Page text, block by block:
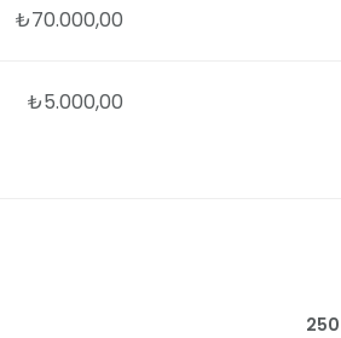
₺70.000,00
₺5.000,00